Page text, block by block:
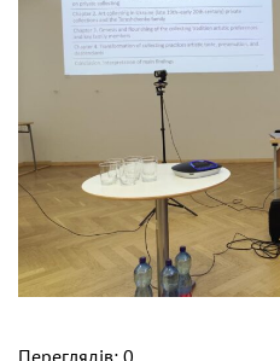
Переглядів: 0